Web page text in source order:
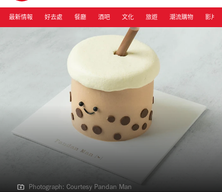
最新情報 好去處 餐廳 酒吧 文化 旅遊 潮流購物 影片
Photograph: Courtesy Pandan Man